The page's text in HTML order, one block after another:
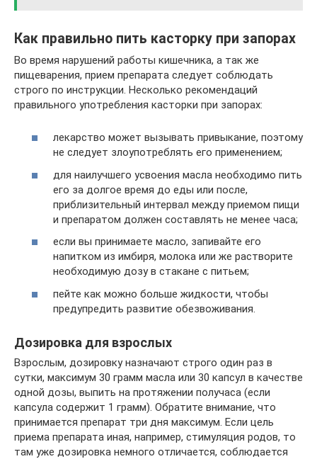
Как правильно пить касторку при запорах
Во время нарушений работы кишечника, а так же
пищеварения, прием препарата следует соблюдать
строго по инструкции. Несколько рекомендаций
правильного употребления касторки при запорах:
лекарство может вызывать привыкание, поэтому
не следует злоупотреблять его применением;
для наилучшего усвоения масла необходимо пить
его за долгое время до еды или после,
приблизительный интервал между приемом пищи
и препаратом должен составлять не менее часа;
если вы принимаете масло, запивайте его
напитком из имбиря, молока или же растворите
необходимую дозу в стакане с питьем;
пейте как можно больше жидкости, чтобы
предупредить развитие обезвоживания.
Дозировка для взрослых
Взрослым, дозировку назначают строго один раз в
сутки, максимум 30 грамм масла или 30 капсул в качестве
одной дозы, выпить на протяжении получаса (если
капсула содержит 1 грамм). Обратите внимание, что
принимается препарат три дня максимум. Если цель
приема препарата иная, например, стимуляция родов, то
там уже дозировка немного отличается, соблюдается